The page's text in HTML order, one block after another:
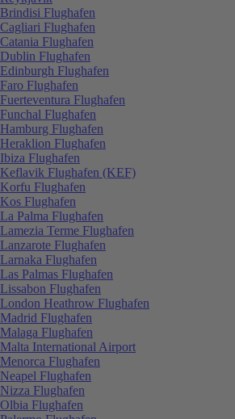
Brindisi Flughafen
Cagliari Flughafen
Catania Flughafen
Dublin Flughafen
Edinburgh Flughafen
Faro Flughafen
Fuerteventura Flughafen
Funchal Flughafen
Hamburg Flughafen
Heraklion Flughafen
Ibiza Flughafen
Keflavik Flughafen (KEF)
Korfu Flughafen
Kos Flughafen
La Palma Flughafen
Lamezia Terme Flughafen
Lanzarote Flughafen
Larnaka Flughafen
Las Palmas Flughafen
Lissabon Flughafen
London Heathrow Flughafen
Madrid Flughafen
Malaga Flughafen
Malta International Airport
Menorca Flughafen
Neapel Flughafen
Nizza Flughafen
Olbia Flughafen